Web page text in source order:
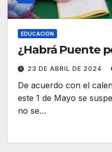
EDUCACIÓN
¿Habrá Puente
23 DE ABRIL DE 2024
De acuerdo con el
este 1 de Mayo se
no se…